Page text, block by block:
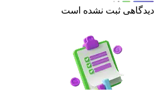
دیدگاهی ثبت نشده است